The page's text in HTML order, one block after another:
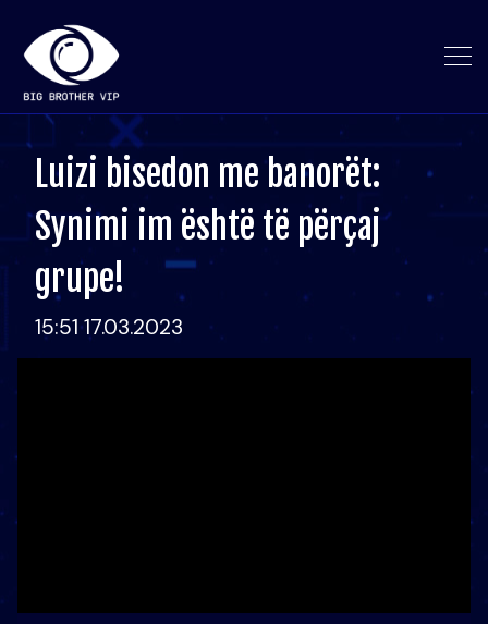
Luizi bisedon me banorët:
Synimi im është të përçaj
grupe!
15:51 17.03.2023